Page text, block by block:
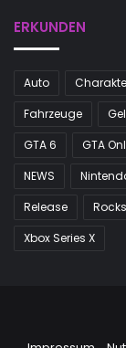
ERKUNDEN
Auto
Fahrzeuge
GTA 6
GTA
NEWS
Release
Xbox Series X